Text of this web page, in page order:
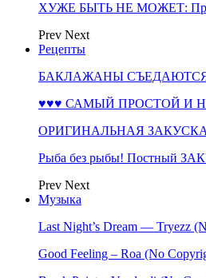
ХУЖЕ БЫТЬ НЕ МОЖЕТ:
Prev Next
Рецепты
БАКЛАЖАНЫ СЪЕДАЮТСЯ НА
♥♥♥ САМЫЙ ПРОСТОЙ И
ОРИГИНАЛЬНАЯ ЗАКУСКА
Рыба без рыбы! Постный
Prev Next
Музыка
Last Night’s Dream — Tryezz
Good Feeling – Roa (No